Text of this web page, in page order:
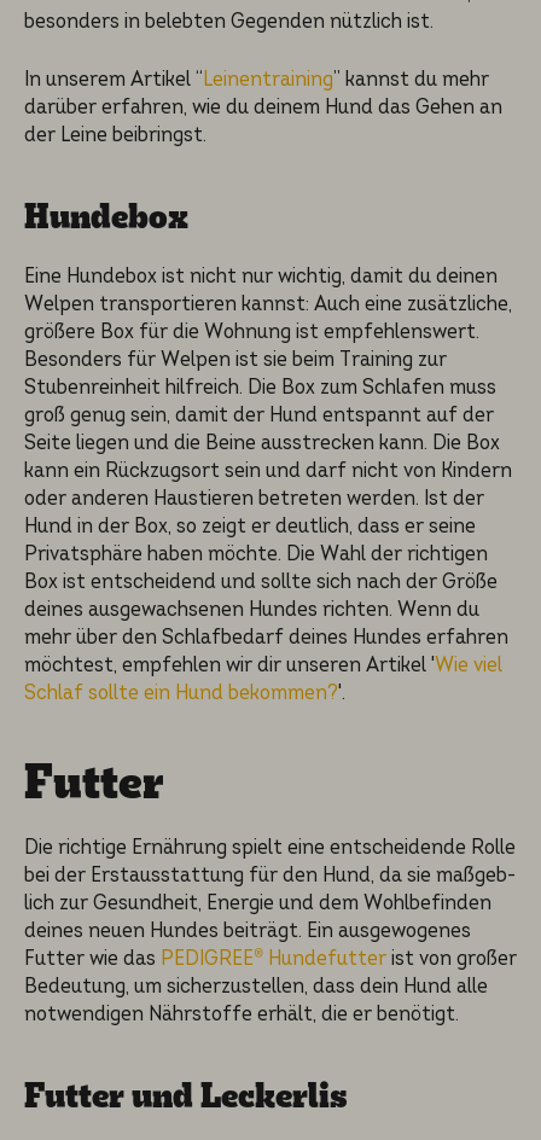
besonders in belebten Gegenden nützlich ist.
In unserem Artikel “Leinentraining” kannst du mehr
darüber erfahren, wie du deinem Hund das Gehen an
der Leine beibringst.
Hundebox
Eine Hundebox ist nicht nur wichtig, damit du deinen
Welpen transpor­tie­ren kannst: Auch eine zusätz­li­che,
größere Box für die Wohnung ist empfeh­lens­wert.
Besonders für Welpen ist sie beim Training zur
Stuben­rein­heit hilfreich. Die Box zum Schlafen muss
groß genug sein, damit der Hund entspannt auf der
Seite liegen und die Beine ausstre­cken kann. Die Box
kann ein Rückzugs­ort sein und darf nicht von Kindern
oder anderen Haustie­ren betreten werden. Ist der
Hund in der Box, so zeigt er deutlich, dass er seine
Privat­sphä­re haben möchte. Die Wahl der richti­gen
Box ist entschei­dend und sollte sich nach der Größe
deines ausgewach­se­nen Hundes richten. Wenn du
mehr über den Schlaf­be­darf deines Hundes erfahren
möchtest, empfeh­len wir dir unseren Artikel 'Wie viel
Schlaf sollte ein Hund bekommen?'.
Futter
Die richti­ge Ernährung spielt eine entschei­den­de Rolle
bei der Erstaus­stat­tung für den Hund, da sie maßgeb­
lich zur Gesund­heit, Energie und dem Wohlbe­fin­den
deines neuen Hundes beiträgt. Ein ausgewo­ge­nes
Futter wie das PEDIGREE® Hundefutterist von großer
Bedeutung, um sicher­zu­stel­len, dass dein Hund alle
notwen­di­gen Nährstof­fe erhält, die er benötigt.
Futter und Lecker­lis